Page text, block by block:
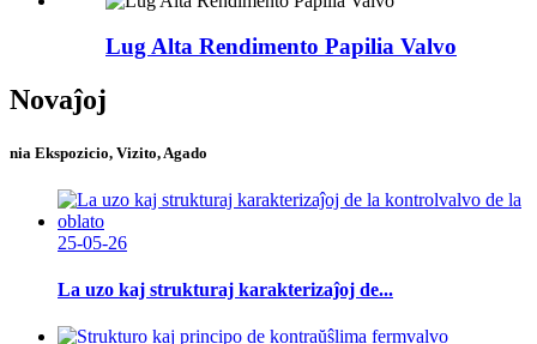
Lug Alta Rendimento Papilia Valvo
Novaĵoj
nia Ekspozicio, Vizito, Agado
25-05-26
La uzo kaj strukturaj karakterizaĵoj de...